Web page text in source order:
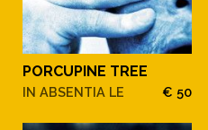
PORCUPINE TREE
IN ABSENTIA LE € 50